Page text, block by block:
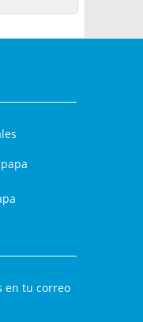
en tu correo